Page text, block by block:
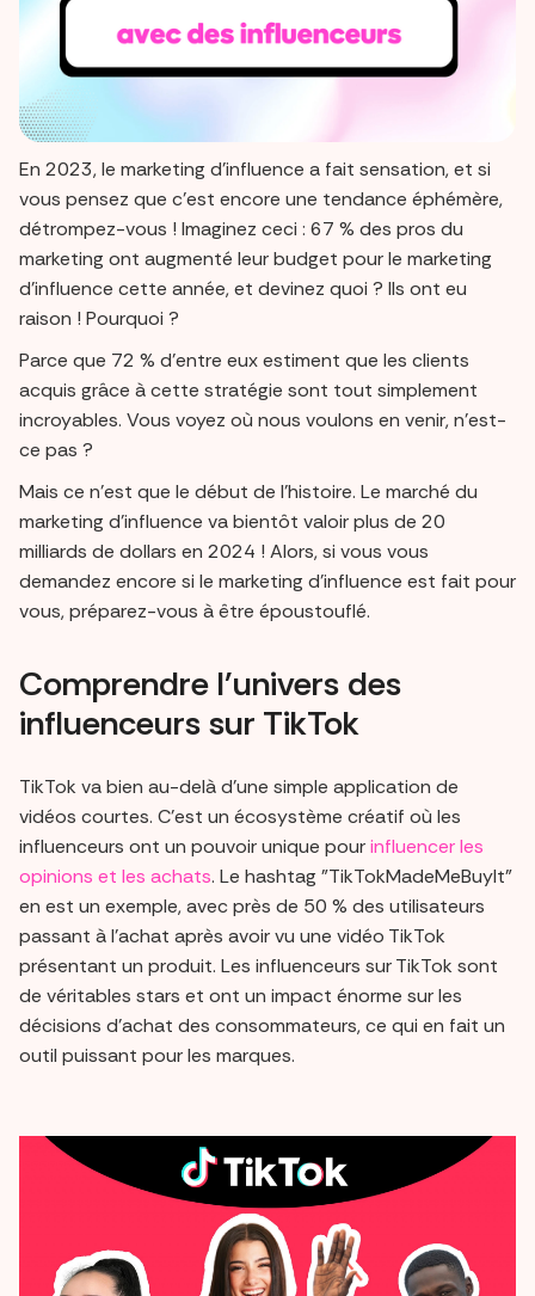
En 2023, le marketing d'influence a fait sensation, et si
vous pensez que c'est encore une tendance éphémère,
détrompez-vous ! Imaginez ceci : 67 % des pros du
marketing ont augmenté leur budget pour le marketing
d'influence cette année, et devinez quoi ? Ils ont eu
raison ! Pourquoi ?
Parce que 72 % d'entre eux estiment que les clients
acquis grâce à cette stratégie sont tout simplement
incroyables. Vous voyez où nous voulons en venir, n'est-
ce pas ?
Mais ce n'est que le début de l'histoire. Le marché du
marketing d'influence va bientôt valoir plus de 20
milliards de dollars en 2024 ! Alors, si vous vous
demandez encore si le marketing d'influence est fait pour
vous, préparez-vous à être époustouflé.
Comprendre l'univers des
influenceurs sur TikTok
TikTok va bien au-delà d'une simple application de
vidéos courtes. C'est un écosystème créatif où les
influenceurs ont un pouvoir unique pourinfluencer les
opinions et les achats. Le hashtag "TikTokMadeMeBuyIt"
en est un exemple, avec près de 50 % des utilisateurs
passant à l'achat après avoir vu une vidéo TikTok
présentant un produit. Les influenceurs sur TikTok sont
de véritables stars et ont un impact énorme sur les
décisions d'achat des consommateurs, ce qui en fait un
outil puissant pour les marques.